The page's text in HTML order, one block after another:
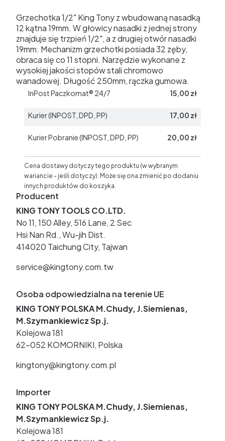
Grzechotka 1/2" King Tony z wbudowaną nasadką
12 kątna 19mm. W głowicy nasadki z jednej strony
znajduje się trzpień 1/2", a z drugiej otwór nasadki
19mm. Mechanizm grzechotki posiada 32 zęby,
obraca się co 11 stopni. Narzędzie wykonane z
wysokiej jakości stopów stali chromowo
wanadowej. Długość 250mm, rączka gumowa.
InPost Paczkomat® 24/7 15,00 zł
Kurier (INPOST, DPD, PP) 17,00 zł
Kurier Pobranie (INPOST, DPD, PP) 20,00 zł
Cena dostawy dotyczy tego produktu (w wybranym
wariancie - jeśli dotyczy). Może się ona zmienić po dodaniu
innych produktów do koszyka.
Producent
KING TONY TOOLS CO.LTD.
No 11, 150 Alley, 516 Lane, 2 Sec
Hsi Nan Rd., Wu-jih Dist.
414020 Taichung City, Tajwan
service@kingtony.com.tw
Osoba odpowiedzialna na terenie UE
KING TONY POLSKA M.Chudy, J.Siemienas,
M.Szymankiewicz Sp.j.
Kolejowa 181
62-052 KOMORNIKI, Polska
kingtony@kingtony.com.pl
Importer
KING TONY POLSKA M.Chudy, J.Siemienas,
M.Szymankiewicz Sp.j.
Kolejowa 181